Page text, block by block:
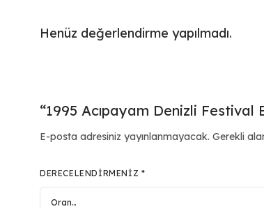
Henüz değerlendirme yapılmadı.
“1995 Acıpayam Denizli
E-posta adresiniz yayınlanmayacak. Gerekli
DERECELENDIRMENIZ *